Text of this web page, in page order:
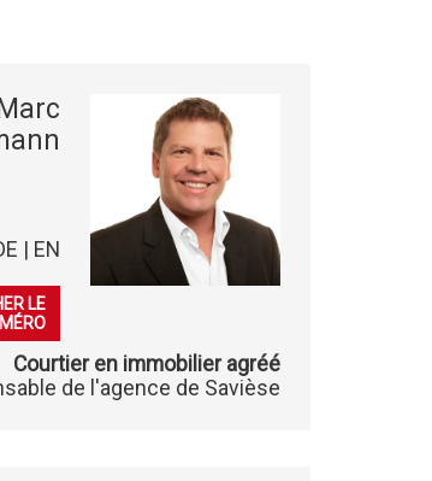
Marc
| EN
44
LE
Courtier en immobilier agréé
de l'agence de Savièse